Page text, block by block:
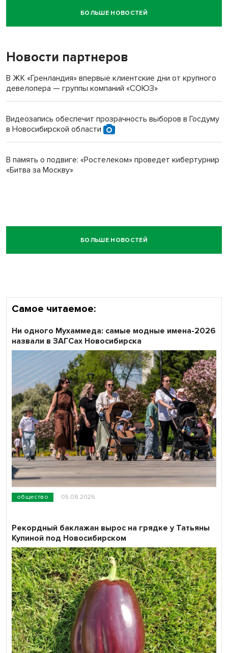
Новосибирский суд наказал водителя за смерть
пенсионерки на вокзале
БОЛЬШЕ НОВОСТЕЙ
Новости партнеров
В ЖК «Гренландия» впервые клиентские дни от крупного
девелопера — группы компаний «СОЮЗ»
Видеозапись обеспечит прозрачность выборов в Госдуму
в Новосибирской области
В память о подвиге: «Ростелеком» проведет кибертурнир
«Битва за Москву»
БОЛЬШЕ НОВОСТЕЙ
Самое читаемое:
общество 05.08.2026
Ни одного Мухаммеда: самые модные имена-2026
назвали в ЗАГСах Новосибирска
Рекордный баклажан вырос на грядке у Татьяны
Купиной под Новосибирском